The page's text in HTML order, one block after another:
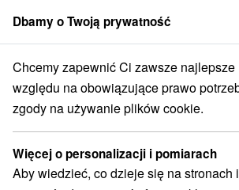
członek grupySorger
Atrakcje na Słowacji Dolná Nitra
Atrakcje na Słowacji
Kategorie
Dbamy o Twoją prywatność
Chcemy zapewnić Ci zawsze najlepsze
względu na obowiązujące prawo
zgody na używanie plików cookie.
Więcej o personalizacji i pomiarach
Aby wiedzieć, co dzieje się na stronach